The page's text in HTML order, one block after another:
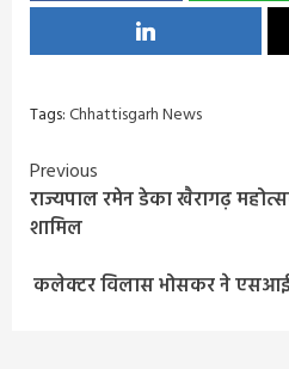
Tags:Chhattisgarh News
Continue
Reading
Previous
राज्यपाल रमेन डेका खैरागढ़
शामिल
कलेक्टर विलास भोसकर ने